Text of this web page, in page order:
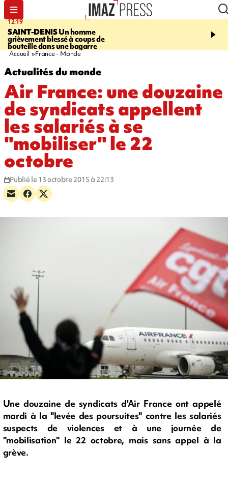
12:19
SAINT-DENISUn homme
grièvement blessé à coups de
bouteille dans une bagarre
20:01
A RETENIR CE SOIR
travail, bagarre à la
Accueil France - Monde
Actualités du monde
Air France: une douzaine
de syndicats appellent
les salariés à se
"mobiliser" le 22
octobre
Publié le 13 octobre 2015 à 22:13
Une douzaine de syndicats d'Air France ont appelé
mardi à la "levée des poursuites" contre les salariés
suspects de violences et à une journée de
"mobilisation" le 22 octobre, mais sans appel à la
grève.